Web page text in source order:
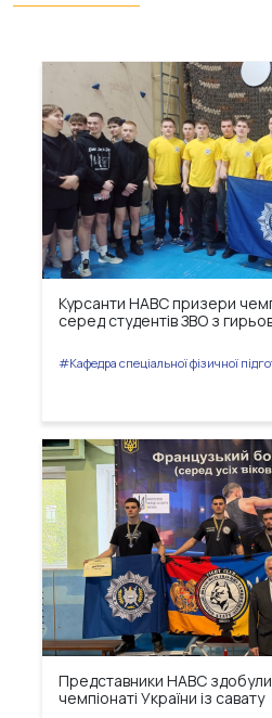
Курсанти НАВС призери
серед студентів ЗВО з
#Кафедра спеціальної фізичної
Представники НАВС
чемпіонаті України із савату